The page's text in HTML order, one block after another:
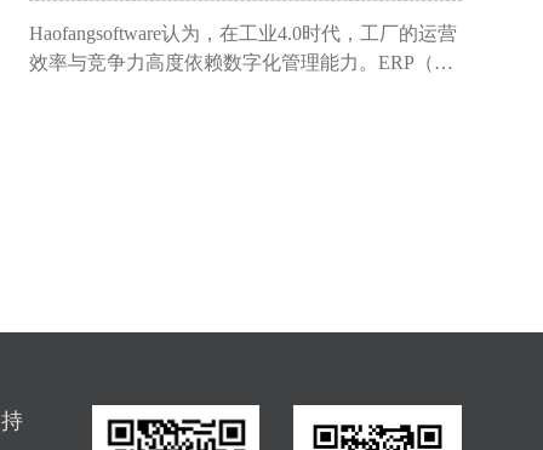
Haofangsoftware认为，在工业4.0时代，工厂的运营
效率与竞争力高度依赖数字化管理能力。ERP（企